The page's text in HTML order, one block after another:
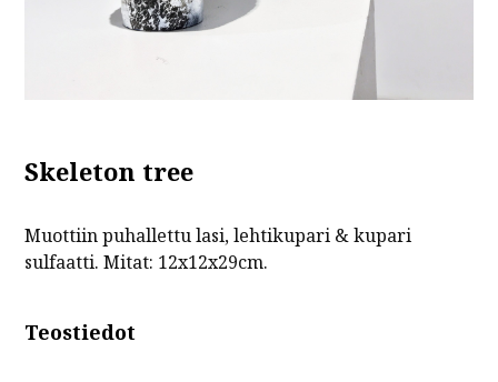
Skeleton tree
Muottiin puhallettu lasi, lehtikupari & kupari
sulfaatti. Mitat: 12x12x29cm.
Teostiedot